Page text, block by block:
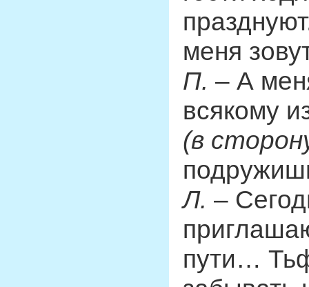
меня
П. – А
всякому
(в
Л. –
пути…